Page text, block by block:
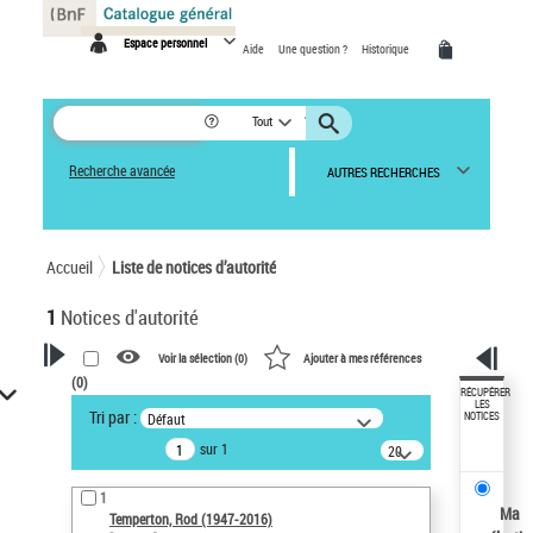
Espace personnel Aide Une question ? Historique
Tout
Recherche avancée AUTRES RECHERCHES
Accueil Liste de notices d’autorité
1 Notices d'autorité
VOTRE RECHERCHE
Recherche avancée dans les
notices d’autorité
Œuvres liées à l'auteur :
Temperton, Rod (1947-2016)
Voir la sélection (0) Ajouter à mes références
(0)
Tri par : Défaut
sur 1
20
résultats/page
1
Temperton, Rod (1947-2016)
RÉCUPÉRER
LES
NOTICES
Ma
Panneau de gestion des cookies